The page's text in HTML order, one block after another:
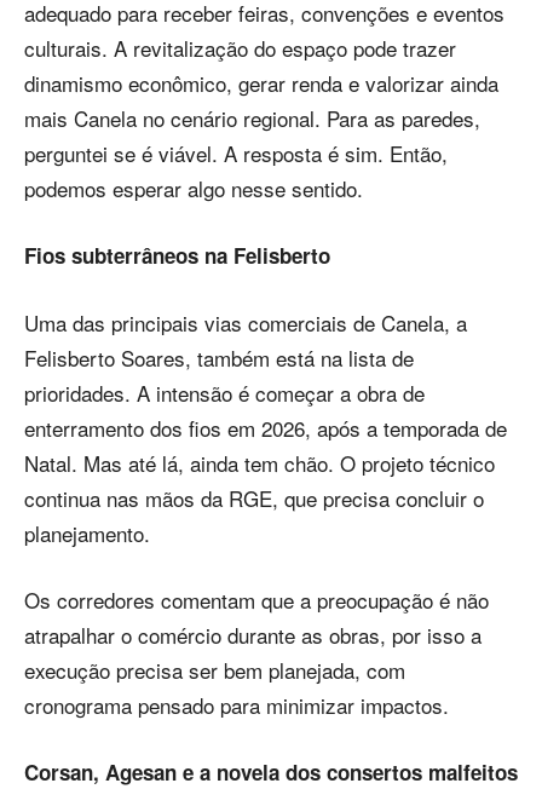
adequado para receber feiras, convenções e eventos
culturais. A revitalização do espaço pode trazer
dinamismo econômico, gerar renda e valorizar ainda
mais Canela no cenário regional. Para as paredes,
perguntei se é viável. A resposta é sim. Então,
podemos esperar algo nesse sentido.
Fios subterrâneos na Felisberto
Uma das principais vias comerciais de Canela, a
Felisberto Soares, também está na lista de
prioridades. A intensão é começar a obra de
enterramento dos fios em 2026, após a temporada de
Natal. Mas até lá, ainda tem chão. O projeto técnico
continua nas mãos da RGE, que precisa concluir o
planejamento.
Os corredores comentam que a preocupação é não
atrapalhar o comércio durante as obras, por isso a
execução precisa ser bem planejada, com
cronograma pensado para minimizar impactos.
Corsan, Agesan e a novela dos consertos malfeitos